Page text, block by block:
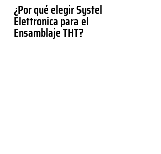
¿Por qué elegir Systel
Elettronica para el
Ensamblaje THT?